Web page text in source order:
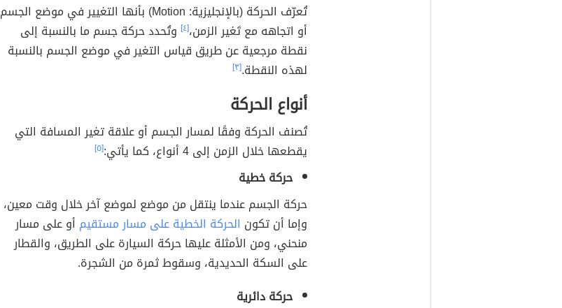
تُعرّف الحركة (بالإنجليزية: Motion) بأنها التغيير في موضع الجسم
أو اتجاهه مع تَغير الزمن،[٤]
وتُحدد حركة جسم ما بالنسبة إلى
نقطة مرجعية عن طريق قياس التغير في موضع الجسم بالنسبة
لهذه النقطة.[٣]
أنواع الحركة
تُصنف الحركة وفقًا لمسار الجسم أو علاقة تغير المسافة التي
يقطعها خلال الزمن إلى 4 أنواع، كما يأتي:
[٥]
حركة خطية
حركة الجسم عندما ينتقل من موضع لموضع آخر خلال وقت معين،
وإما أن تكون الحركة الخطية على مسار مستقيم أو على مسار
منحني، ومن الأمثلة عليها حركة السيارة على الطريق، والقطار
على السكة الحديدية، وسقوط ثمرة من الشجرة.
حركة دائرية